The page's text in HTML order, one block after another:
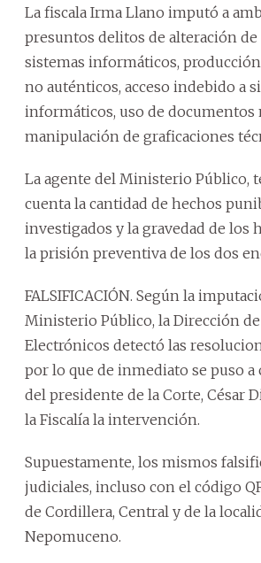
La fiscala Irma Llano imputó a
presuntos delitos de alteración
sistemas informáticos,
no auténticos, acceso indebido a
informáticos, uso de documentos
manipulación de graficaciones
La agente del Ministerio Público,
cuenta la cantidad de hechos
investigados y la gravedad de los
la prisión preventiva de los dos
FALSIFICACIÓN. Según la
Ministerio Público, la Dirección
Electrónicos detectó las
por lo que de inmediato se puso
del presidente de la Corte, César
la Fiscalía la intervención.
Supuestamente, los mismos
judiciales, incluso con el código
de Cordillera, Central y de la
Nepomuceno.